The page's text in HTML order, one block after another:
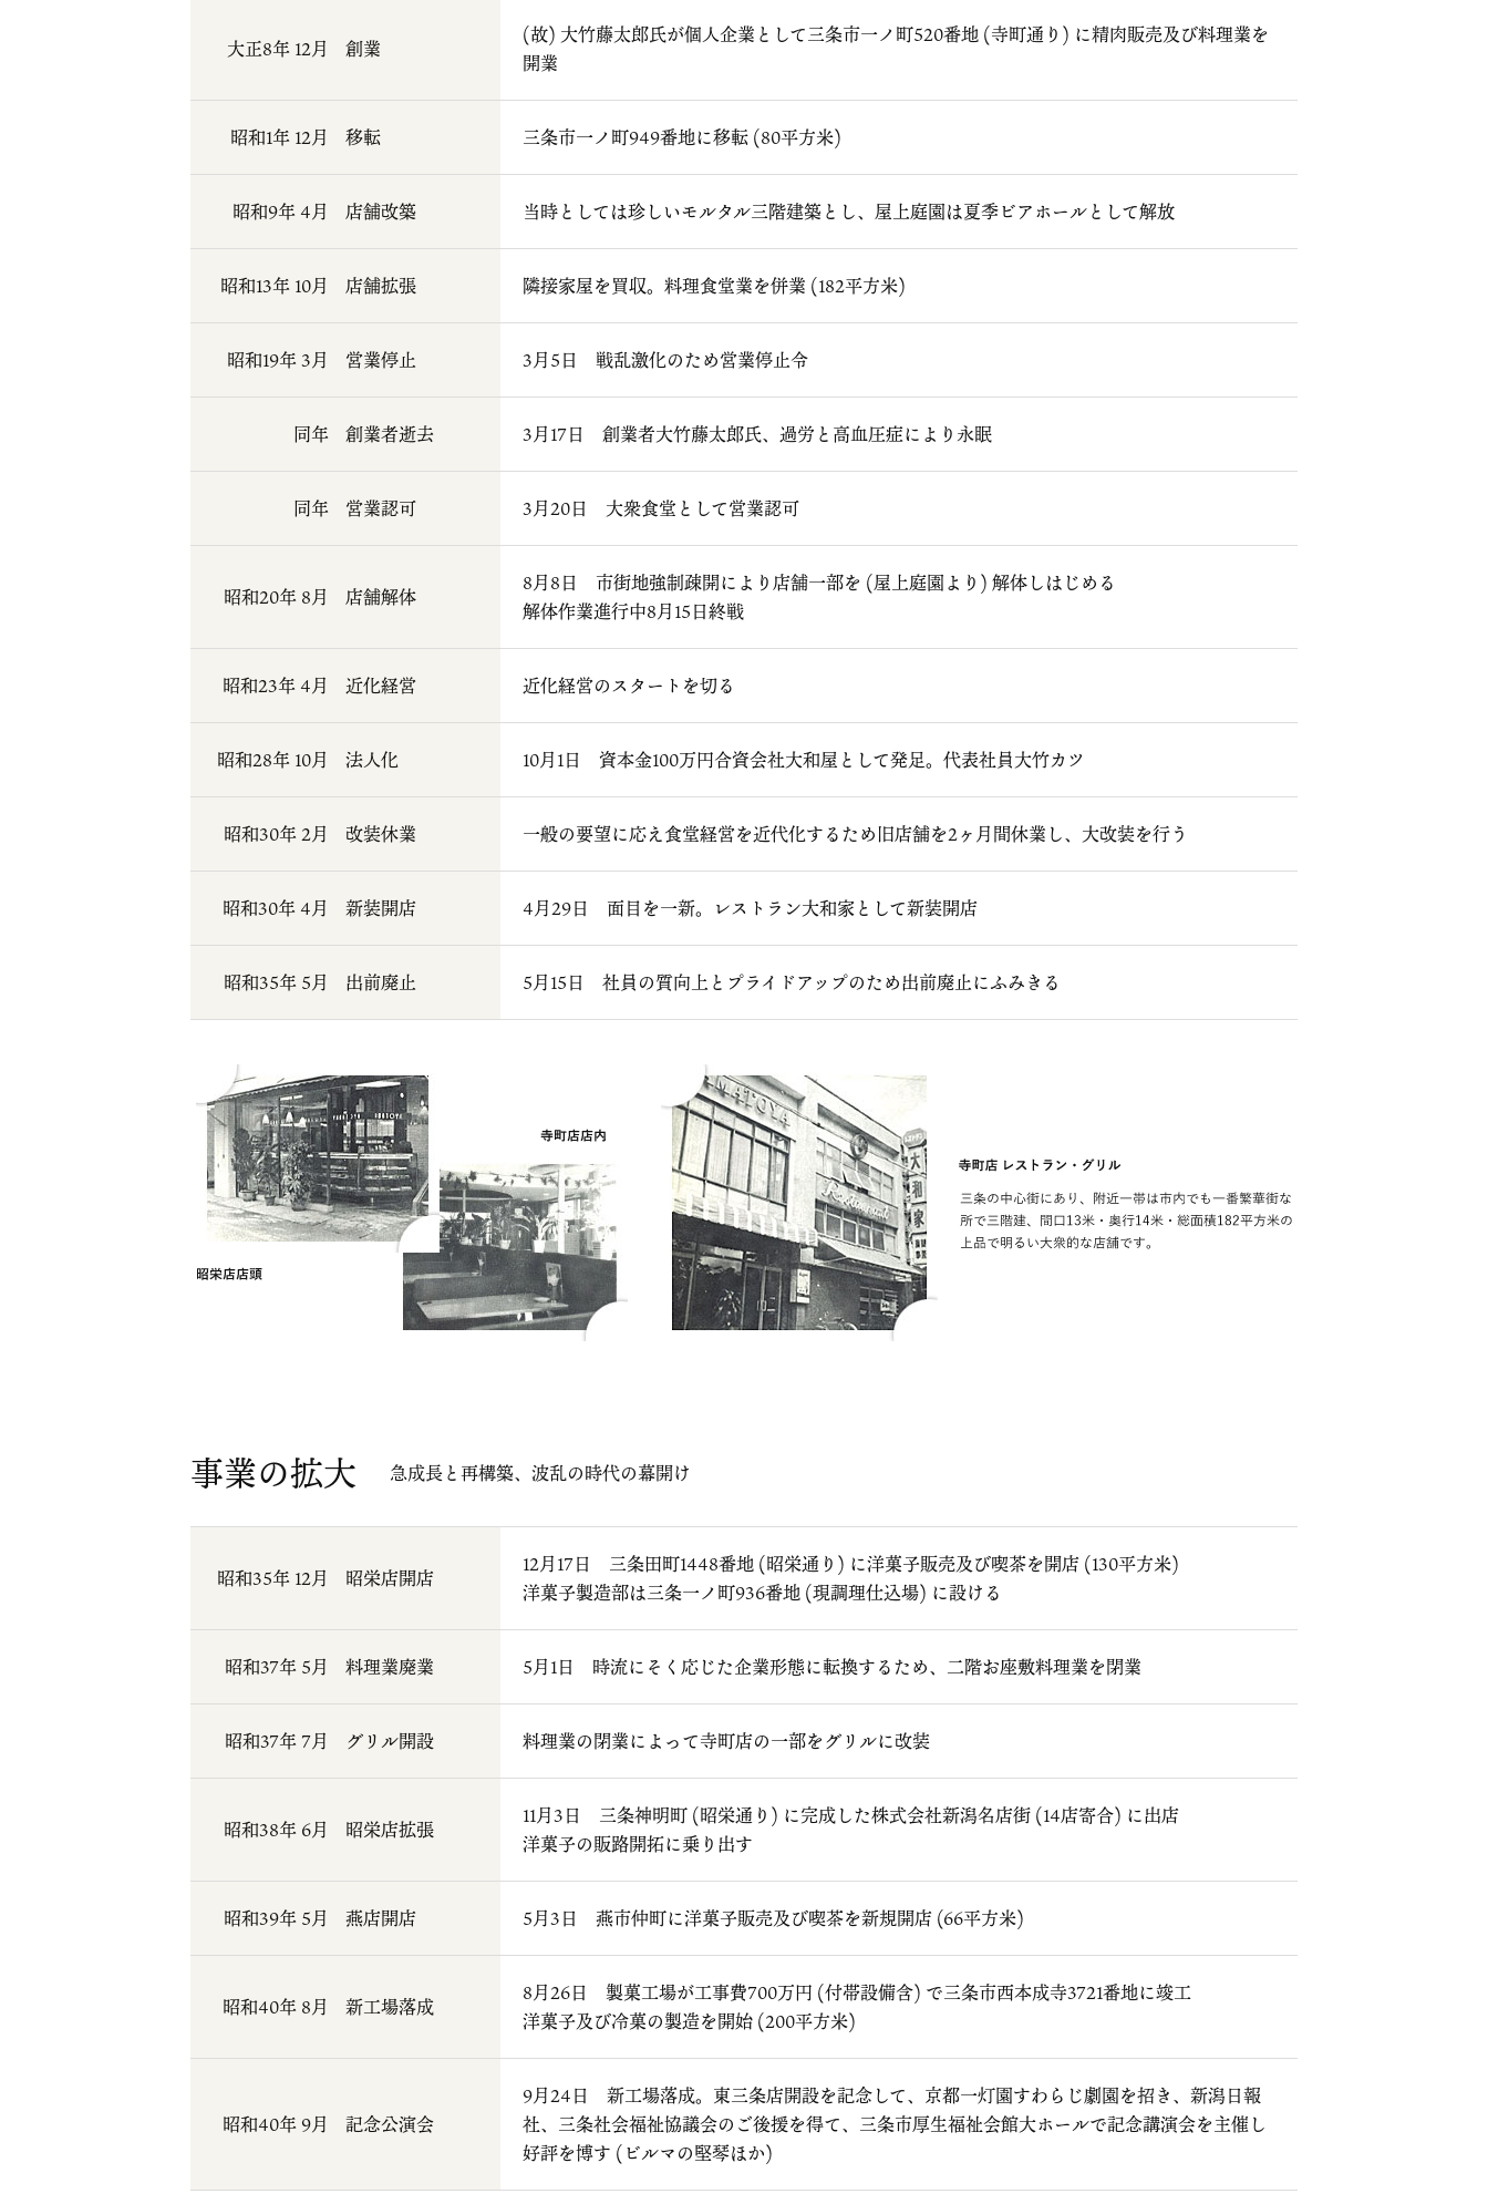
大正8年 12月 創業
(故) 大竹藤太郎氏が個人企業として三条市一ノ町520番地 (寺町通り) に精肉販売及び料理業を
開業
昭和1年 12月 移転 三条市一ノ町949番地に移転 (80平方米)
昭和9年 4月 店舗改築 当時としては珍しいモルタル三階建築とし、屋上庭園は夏季ビアホールとして解放
昭和13年 10月 店舗拡張 隣接家屋を買収。料理食堂業を併業 (182平方米)
昭和19年 3月 営業停止 3月5日 戦乱激化のため営業停止令
同年 創業者逝去 3月17日 創業者大竹藤太郎氏、過労と高血圧症により永眠
同年 営業認可 3月20日 大衆食堂として営業認可
昭和20年 8月 店舗解体
8月8日 市街地強制疎開により店舗一部を (屋上庭園より) 解体しはじめる
解体作業進行中8月15日終戦
昭和23年 4月 近化経営 近化経営のスタートを切る
昭和28年 10月 法人化 10月1日 資本金100万円合資会社大和屋として発足。代表社員大竹カツ
昭和30年 2月 改装休業 一般の要望に応え食堂経営を近代化するため旧店舗を2ヶ月間休業し、大改装を行う
昭和30年 4月 新装開店 4月29日 面目を一新。レストラン大和家として新装開店
昭和35年 5月 出前廃止 5月15日 社員の質向上とプライドアップのため出前廃止にふみきる
事業の拡大 急成長と再構築、波乱の時代の幕開け
昭和35年 12月 昭栄店開店
12月17日 三条田町1448番地 (昭栄通り) に洋菓子販売及び喫茶を開店 (130平方米)
洋菓子製造部は三条一ノ町936番地 (現調理仕込場) に設ける
昭和37年 5月 料理業廃業 5月1日 時流にそく応じた企業形態に転換するため、二階お座敷料理業を閉業
昭和37年 7月 グリル開設 料理業の閉業によって寺町店の一部をグリルに改装
昭和38年 6月 昭栄店拡張
11月3日 三条神明町 (昭栄通り) に完成した株式会社新潟名店街 (14店寄合) に出店
洋菓子の販路開拓に乗り出す
昭和39年 5月 燕店開店 5月3日 燕市仲町に洋菓子販売及び喫茶を新規開店 (66平方米)
昭和40年 8月 新工場落成
8月26日 製菓工場が工事費700万円 (付帯設備含) で三条市西本成寺3721番地に竣工
洋菓子及び冷菓の製造を開始 (200平方米)
昭和40年 9月 記念公演会
9月24日 新工場落成。東三条店開設を記念して、京都一灯園すわらじ劇園を招き、新潟日報
社、三条社会福祉協議会のご後援を得て、三条市厚生福祉会館大ホールで記念講演会を主催し
好評を博す (ビルマの堅琴ほか)